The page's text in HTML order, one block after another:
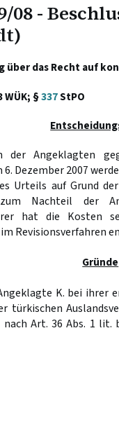
08 -
über das Recht auf
WÜK; §337StPO
der Angeklagten
Dezember 2007
Urteils auf Grund
Nachteil der
hat die Kosten
Revisionsverfahren
Gründe
K. bei
türkischen
Art. 36 Abs. 1